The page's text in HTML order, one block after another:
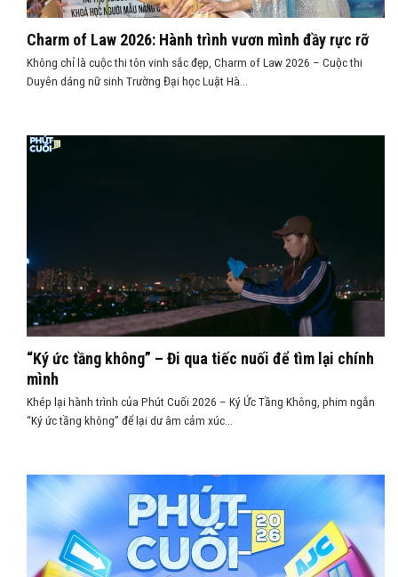
Charm of Law 2026: Hành trình vươn mình đầy rực rỡ
Không chỉ là cuộc thi tôn vinh sắc đẹp, Charm of Law 2026 – Cuộc thi
Duyên dáng nữ sinh Trường Đại học Luật Hà...
“Ký ức tầng không” – Đi qua tiếc nuối để tìm lại chính
mình
Khép lại hành trình của Phút Cuối 2026 – Ký Ức Tầng Không, phim ngắn
“Ký ức tầng không” để lại dư âm cảm xúc...